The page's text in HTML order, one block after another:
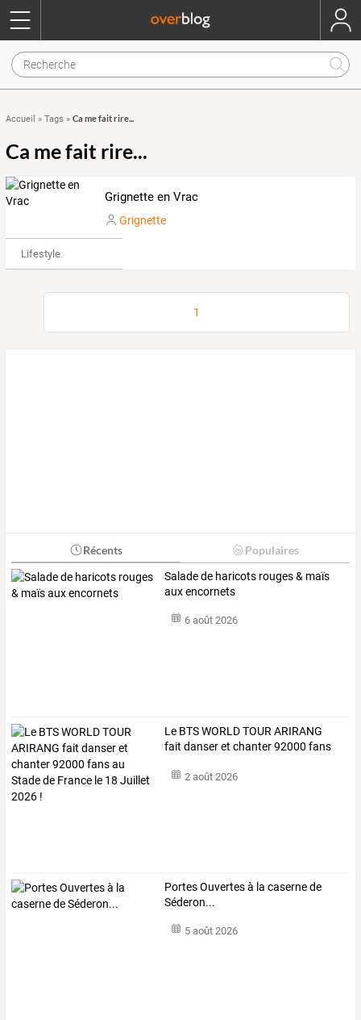
Accueil » Tags » Ca me fait rire...
Ca me fait rire...
Grignette en Vrac
Grignette
Lifestyle
1
Récents Populaires
Salade de haricots rouges & maïs
aux encornets
6 août 2026
Le BTSWORLDTOUR ARIRANG
fait danseret chanter92000 fans
2 août 2026
Portes Ouvertes à la caserne de
Séderon...
5 août 2026